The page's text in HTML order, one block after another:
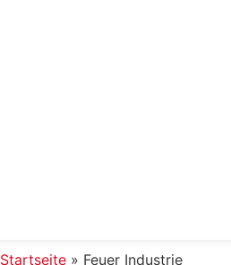
Startseite » Feuer Industrie